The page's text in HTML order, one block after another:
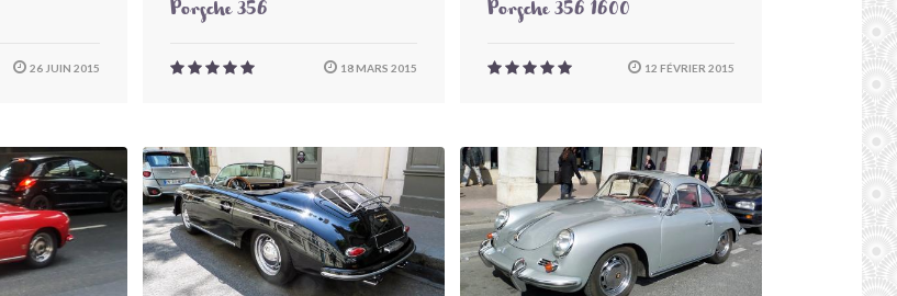
26 JUIN 2015
Porsche 356
18 MARS 2015
Porsche 356 1600
12 FÉVRIER 2015